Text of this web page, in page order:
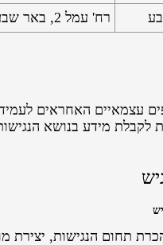
רח' עמל 2, באר שבע
עצמאיים האחראים
לקבלת מידע בנושא
תחום הנגישות, יצירת